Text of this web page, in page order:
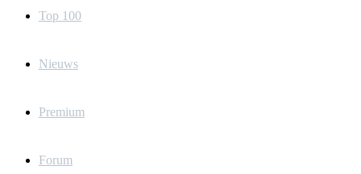
Top 100
Nieuws
Premium
Forum